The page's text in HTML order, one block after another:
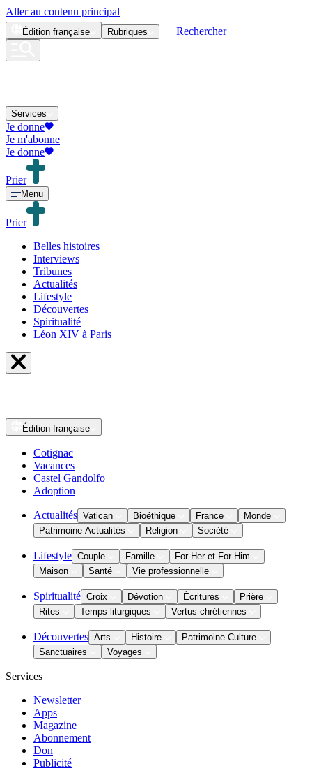
Aller au contenu principal
Édition française Rubriques Rechercher
Services
Je donne
Je m'abonne
Je donne
Prier
Menu
Prier
Belles histoires
Interviews
Tribunes
Actualités
Lifestyle
Découvertes
Spiritualité
Léon XIV à Paris
Édition française
Cotignac
Vacances
Castel Gandolfo
Adoption
Actualités Vatican Bioéthique France
Monde
Patrimoine Actualités
Religion Société
Lifestyle Couple Famille
For Her et For Him
Maison
Santé Vie professionnelle
Spiritualité Croix Dévotion Écritures
Prière
Rites
Temps liturgiques Vertus chrétiennes
Découvertes Arts Histoire
Patrimoine Culture
Sanctuaires
Voyages
Services
Newsletter
Apps
Magazine
Abonnement
Don
Publicité